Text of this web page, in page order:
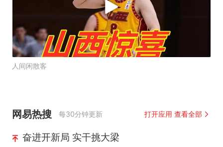
人间闲散客
网易热搜 每30分钟更新 打开应用 查看全部
奋进开新局 实干挑大梁